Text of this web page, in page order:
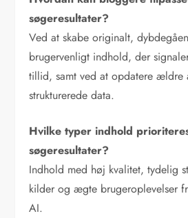
søgeresultater?
Ved at skabe originalt,
brugervenligt indhold, der
tillid, samt ved at opdatere ældre
strukturerede data.
Hvilke typer indhold
søgeresultater?
Indhold med høj kvalitet, tydelig
kilder og ægte brugeroplevelser
AI.